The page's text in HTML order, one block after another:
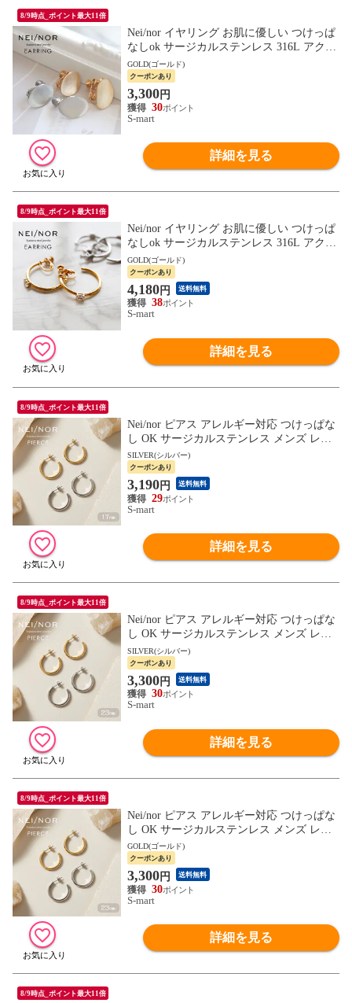
8/9時点_ポイント最大11倍
Nei/nor イヤリング お肌に優しい つけっぱ
なしok サージカルステンレス 316L アクセ
サリー 錆に強い 変色しにくい ネイナー N
nER-0025
GOLD(ゴールド)
クーポンあり
3,300円
30
S-mart
詳細を見る
8/9時点_ポイント最大11倍
Nei/nor イヤリング お肌に優しい つけっぱ
なしok サージカルステンレス 316L アクセ
サリー 錆に強い 変色しにくい ネイナー N
nER-0024
GOLD(ゴールド)
クーポンあり
4,180円 送料無料
38
S-mart
詳細を見る
8/9時点_ポイント最大11倍
Nei/nor ピアス アレルギー対応 つけっぱな
し OK サージカルステンレス メンズ レデ
ィース セカンドピアス アクセサリー ゴー
ルド 0129
SILVER(シルバー)
クーポンあり
3,190円 送料無料
29
S-mart
詳細を見る
8/9時点_ポイント最大11倍
Nei/nor ピアス アレルギー対応 つけっぱな
し OK サージカルステンレス メンズ レデ
ィース セカンドピアス アクセサリー ゴー
ルド 0128
SILVER(シルバー)
クーポンあり
3,300円 送料無料
30
S-mart
詳細を見る
8/9時点_ポイント最大11倍
Nei/nor ピアス アレルギー対応 つけっぱな
し OK サージカルステンレス メンズ レデ
ィース セカンドピアス アクセサリー ゴー
ルド 0128
GOLD(ゴールド)
クーポンあり
3,300円 送料無料
30
S-mart
詳細を見る
8/9時点_ポイント最大11倍